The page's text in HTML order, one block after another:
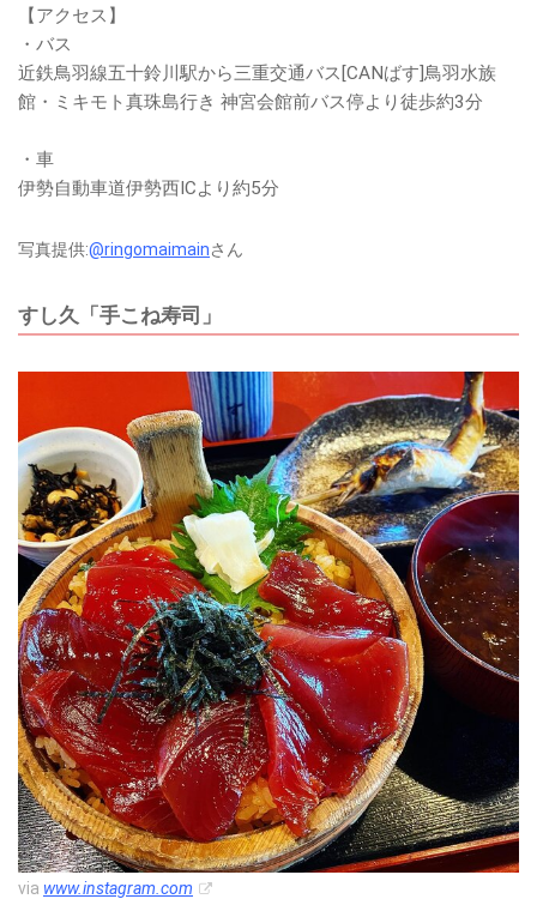
【アクセス】
・バス
近鉄鳥羽線五十鈴川駅から三重交通バス[CANばす]鳥羽水族
館・ミキモト真珠島行き 神宮会館前バス停より徒歩約3分
・車
伊勢自動車道伊勢西ICより約5分
写真提供:@ringomaimainさん
すし久「手こね寿司」
via www.instagram.com